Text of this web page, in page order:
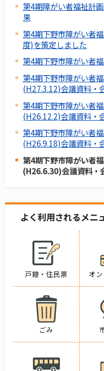
第4期障がい者福祉計
果
第4期下野市障がい者
度)を策定しました
第4期下野市障がい者
第4期下野市障がい者
(H27.3.12)会議資料・
第4期下野市障がい者
(H26.12.2)会議資料・
第4期下野市障がい者
(H26.9.18)会議資料・
第4期下野市障がい者
(H26.6.30)会議資料・
よく利用されるメニ
戸籍・住民票 オ
ごみ